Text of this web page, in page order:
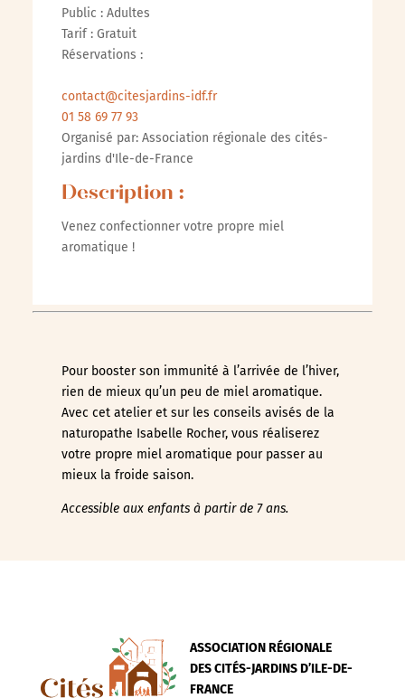
Public : Adultes
Tarif : Gratuit
Réservations :
contact@citesjardins-idf.fr
01 58 69 77 93
Organisé par: Association régionale des cités-
jardins d'Ile-de-France
Description :
Venez confectionner votre propre miel
aromatique !
Pour booster son immunité à l’arrivée de l’hiver,
rien de mieux qu’un peu de miel aromatique.
Avec cet atelier et sur les conseils avisés de la
naturopathe Isabelle Rocher, vous réaliserez
votre propre miel aromatique pour passer au
mieux la froide saison.
Accessible aux enfants à partir de 7 ans.
ASSOCIATION RÉGIONALE
DES CITÉS-JARDINS D’ILE-DE-
FRANCE